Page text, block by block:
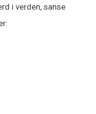
i verden, sanse